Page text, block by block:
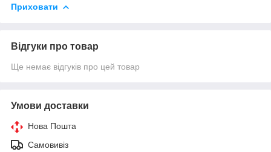
Приховати
Відгуки про товар
Ще немає відгуків про цей товар
Умови доставки
Нова Пошта
Самовивіз